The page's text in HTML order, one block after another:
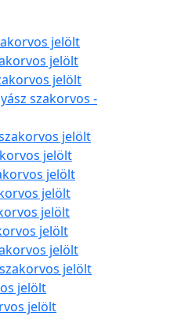
jelölt
jelölt
jelölt
szakorvos -
jelölt
jelölt
jelölt
jelölt
jelölt
jelölt
jelölt
jelölt
jelölt
jelölt